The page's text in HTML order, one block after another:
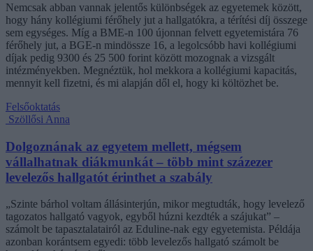
Nemcsak abban vannak jelentős különbségek az egyetemek között,
hogy hány kollégiumi férőhely jut a hallgatókra, a térítési díj összege
sem egységes. Míg a BME-n 100 újonnan felvett egyetemistára 76
férőhely jut, a BGE-n mindössze 16, a legolcsóbb havi kollégiumi
díjak pedig 9300 és 25 500 forint között mozognak a vizsgált
intézményekben. Megnéztük, hol mekkora a kollégiumi kapacitás,
mennyit kell fizetni, és mi alapján dől el, hogy ki költözhet be.
Felsőoktatás
Szöllősi Anna
Dolgoznának az egyetem mellett, mégsem
vállalhatnak diákmunkát – több mint százezer
levelezős hallgatót érinthet a szabály
„Szinte bárhol voltam állásinterjún, mikor megtudták, hogy levelező
tagozatos hallgató vagyok, egyből húzni kezdték a szájukat” –
számolt be tapasztalatairól az Eduline-nak egy egyetemista. Példája
azonban korántsem egyedi: több levelezős hallgató számolt be